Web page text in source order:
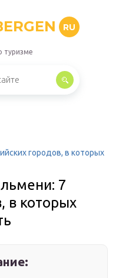
RU
туризме
городов, в которых
7
в которых